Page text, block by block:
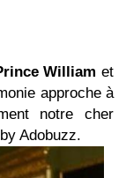
William et
approche à
notre cher
Adobuzz.